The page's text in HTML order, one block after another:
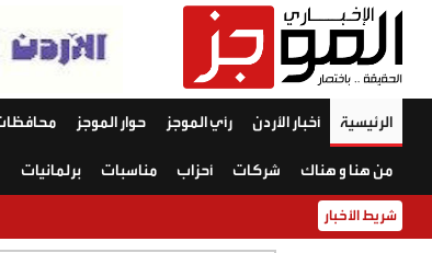
الرئيسية أخبار الأردن رأي الموجز حوار الموجز
من هنا و هناك شركات أحزاب مناسبات برلمانيات
شريط الأخبار